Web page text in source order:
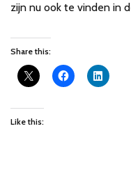
zijn nu ook te vinden in
Share this:
Like this: